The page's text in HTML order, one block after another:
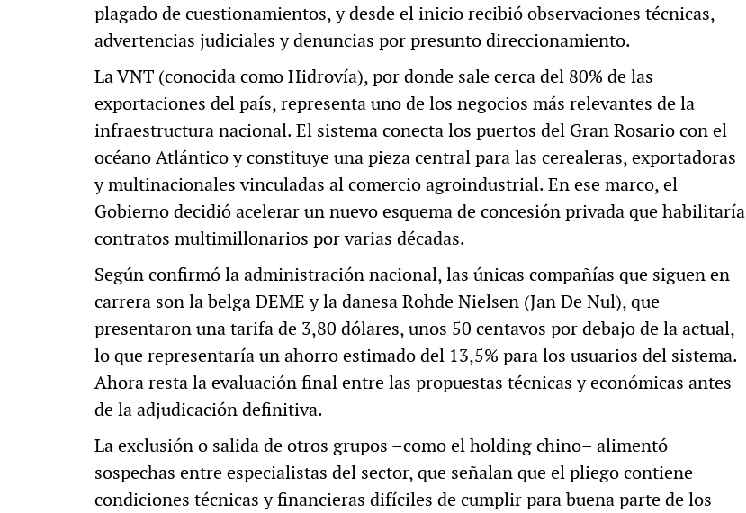
plagado de cuestionamientos, y desde el inicio recibió observaciones técnicas,
advertencias judiciales y denuncias por presunto direccionamiento.
La VNT (conocida como Hidrovía), por donde sale cerca del 80% de las
exportaciones del país, representa uno de los negocios más relevantes de la
infraestructura nacional. El sistema conecta los puertos del Gran Rosario con el
océano Atlántico y constituye una pieza central para las cerealeras, exportadoras
y multinacionales vinculadas al comercio agroindustrial. En ese marco, el
Gobierno decidió acelerar un nuevo esquema de concesión privada que habilitaría
contratos multimillonarios por varias décadas.
Según confirmó la administración nacional, las únicas compañías que siguen en
carrera son la belga DEME y la danesa Rohde Nielsen (Jan De Nul), que
presentaron una tarifa de 3,80 dólares, unos 50 centavos por debajo de la actual,
lo que representaría un ahorro estimado del 13,5% para los usuarios del sistema.
Ahora resta la evaluación final entre las propuestas técnicas y económicas antes
de la adjudicación definitiva.
La exclusión o salida de otros grupos –como el holding chino– alimentó
sospechas entre especialistas del sector, que señalan que el pliego contiene
condiciones técnicas y financieras difíciles de cumplir para buena parte de los